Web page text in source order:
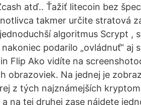
atď.. Ťažiť litecoin bez
takmer určite stratová
algoritmus Scrypt ,
nakoniec podarilo „ovládnuť“
Flip Ako vidíte na
obrazoviek. Na jednej je
z tých najznámejších
na tej druhej zase nájdete